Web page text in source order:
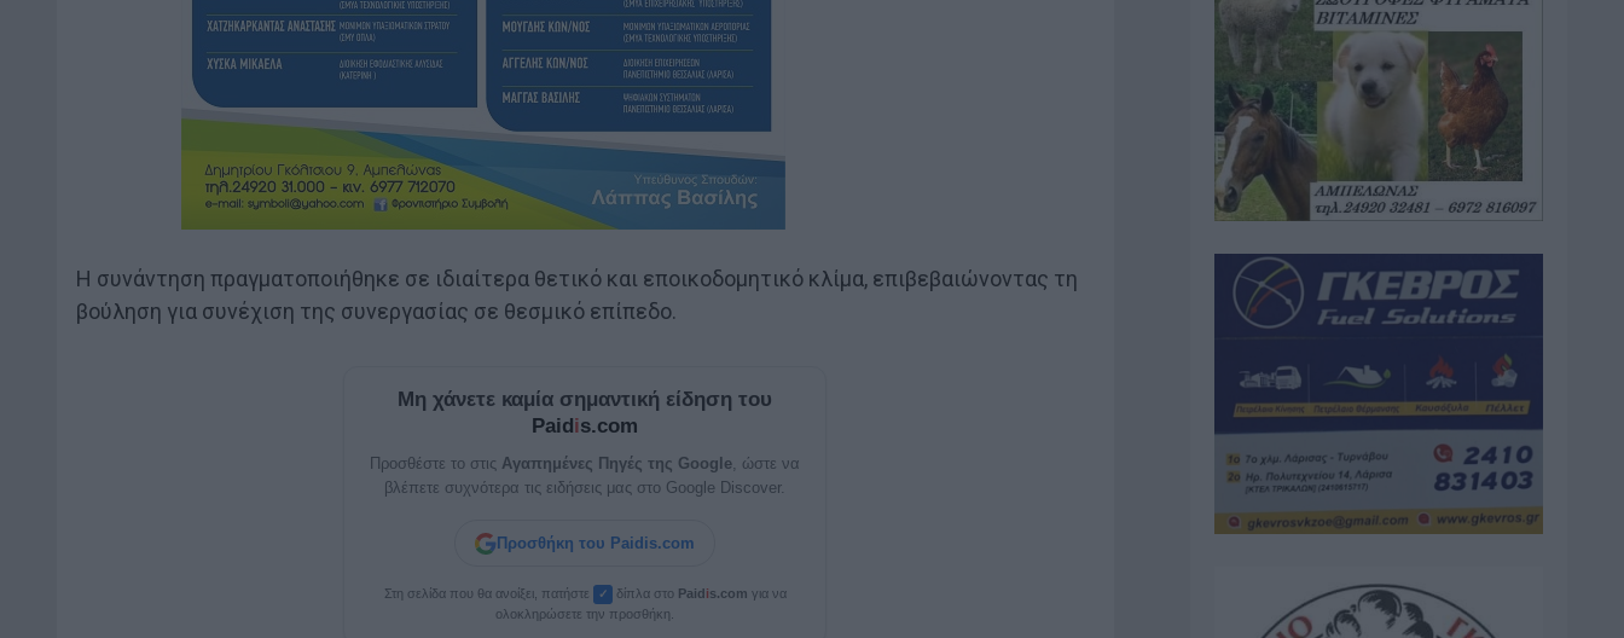
Η συνάντηση πραγματοποιήθηκε σε ιδιαίτερα θετικό και εποικοδομητικό κλίμα, επιβεβαιώνοντας τη
βούληση για συνέχιση της συνεργασίας σε θεσμικό επίπεδο.
Μη χάνετε καμία σημαντική είδηση του
Paidis.com
Προσθέστε το στις Αγαπημένες Πηγές της Google, ώστε να
βλέπετε συχνότερα τις ειδήσεις μας στο Google Discover.
Προσθήκη του Paidis.com
Στη σελίδα που θα ανοίξει, πατήστε ✓ δίπλα στο Paidis.com για να
ολοκληρώσετε την προσθήκη.